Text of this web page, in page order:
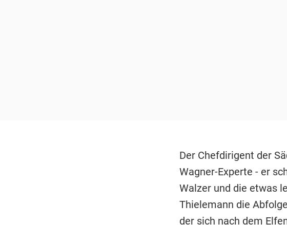
Der Chefdirigent der
Wagner-Experte - er
Walzer und die etwas
Thielemann die
der sich nach dem